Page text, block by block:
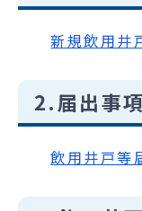
新規飲用
2.届出事
飲用井戸